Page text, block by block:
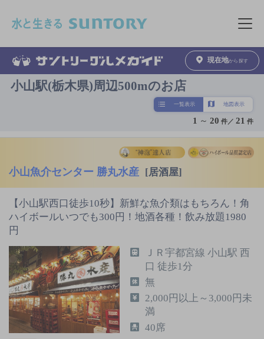
メニュ
現在地から探す
小山駅(栃木県)周辺500mのお店
一覧表示 地図表示
1 ～ 20 件／21 件
小山魚介センター 勝丸水産 [居酒屋]
【小山駅西口徒歩10秒】新鮮な魚介類はもちろん！角
ハイボールいつでも300円！地酒各種！飲み放題1980
円
ＪＲ宇都宮線 小山駅 西
口 徒歩1分
無
2,000円以上～3,000円未
満
40席